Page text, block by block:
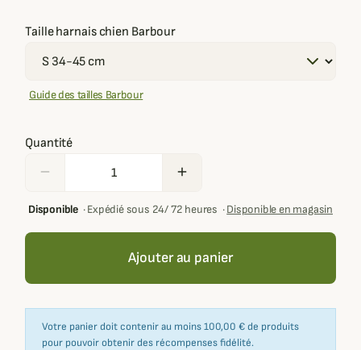
Taille harnais chien Barbour
Guide des tailles Barbour
Quantité
remove add
Disponible·Expédié sous 24/ 72 heures ·Disponible en magasin
Ajouter au panier
Votre panier doit contenir au moins 100,00 € de produits
pour pouvoir obtenir des récompenses fidélité.